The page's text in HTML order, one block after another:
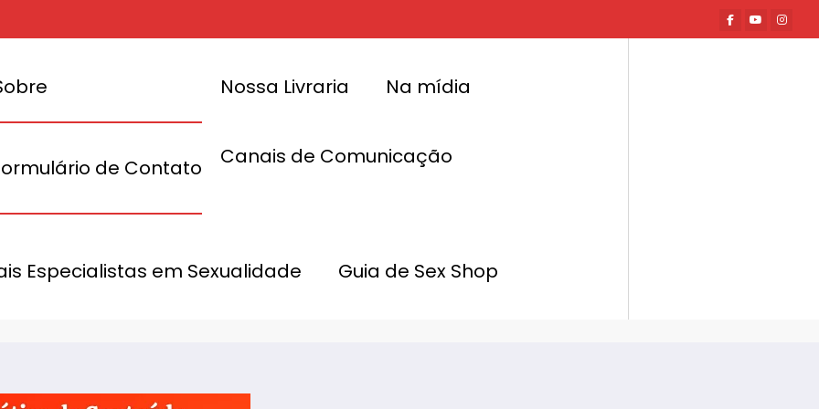
de Contato
Nossa Livraria Na mídia
Canais de Comunicação
Especialistas em Sexualidade Guia de Sex Shop
do
365 dias
Conteúdo 365 dias para Instagram